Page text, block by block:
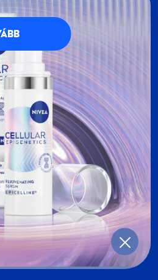
világának. Regisztrálj